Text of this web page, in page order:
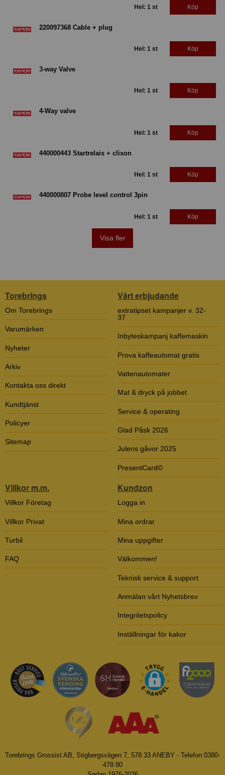
Hel: 1 st Köp
220097368 Cable + plug
Hel: 1 st Köp
3-way Valve
Hel: 1 st Köp
4-Way valve
Hel: 1 st Köp
440000443 Startrelais + clixon
Hel: 1 st Köp
440000807 Probe level control 3pin
Hel: 1 st Köp
Visa fler
Torebrings
Om Torebrings
Varumärken
Nyheter
Arkiv
Kontakta oss direkt
Kundtjänst
Policyer
Sitemap
Vårt erbjudande
extratipset kampanjer v. 32-
37
Inbyteskampanj kaffemaskin
Prova kaffeautomat gratis
Vattenautomater
Mat & dryck på jobbet
Service & operating
Glad Påsk 2026
Julens gåvor 2025
PresentCard©
Villkor m.m.
Villkor Företag
Villkor Privat
Turbil
FAQ
Kundzon
Logga in
Mina ordrar
Mina uppgifter
Välkommen!
Teknisk service & support
Anmälan vårt Nyhetsbrev
Integritetspolicy
Inställningar för kakor
Torebrings Grossist AB, Stigbergsvägen 7, 578 33 ANEBY - Telefon 0380-
478 80